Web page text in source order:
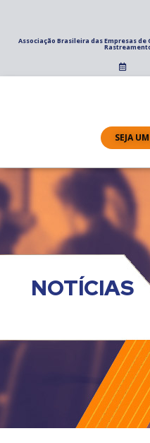
Associação Brasileira das Empresas
SEJA
NOTÍCIAS